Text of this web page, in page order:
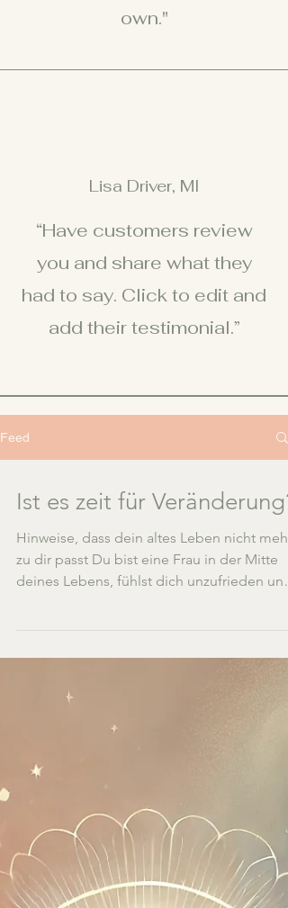
own."
Lisa Driver, MI
“Have customers review
you and share what they
had to say. Click to edit and
add their testimonial.”
Feed
Ist es zeit für Veränderung?
Hinweise, dass dein altes Leben nicht mehr
zu dir passt Du bist eine Frau in der Mitte
deines Lebens, fühlst dich unzufrieden und